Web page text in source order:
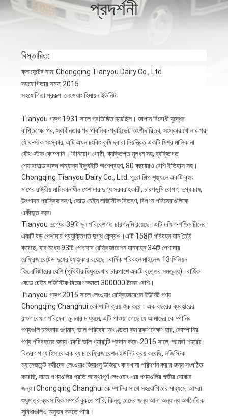
নিয়ন্ত্রণ
সাথে
যোগাযোগ
মামলা
সাইট
ম্যাপ
গোপনীয়তা
প্রদর্শনী
বিস্তারিত:
ক্লায়েন্টের নাম: Chongqing Tianyou Dairy Co., Ltd
সহযোগিতার সময়: 2015
সহযোগিতা প্রকল্প: লেংওয়াং হিমায়ন ইউনিট
Tianyou গ্রুপ 1931 সালে প্রতিষ্ঠিত হয়েছিল। জাপান বিরোধী যুদ্ধের
বাপ্তিস্মের পর, স্বাধীনতার পর পাবলিক-প্রাইভেট অংশীদারিত্ব, সংস্কার খোলার পর
যৌথ-স্টক সংস্কার, এটি এখন চংকিং কৃষি দ্বারা নিয়ন্ত্রিত একটি মিশ্র মালিকানা
যৌথ-স্টক কোম্পানি। বিনিয়োগ গোষ্ঠী, ব্যক্তিগত মূলধন সহ, ব্যক্তিগত
শেয়ারহোল্ডারদের অন্যান্য ইক্যুইটি অংশগ্রহণ, 80 বছরেরও বেশি ইতিহাস সহ।
Chongqing Tianyou Dairy Co., Ltd. পুরো শিল্প শৃঙ্খলে একটি বৃহৎ
মাপের রাষ্ট্রীয় মালিকানাধীন পেশাদার দুগ্ধ সরবরাহকারী, চারণভূমি রোপণ, দুগ্ধ চাষ,
উৎপাদন প্রক্রিয়াকরণ, কোল্ড চেইন লজিস্টিক বিতরণ, বিপণন পরিষেবাগুলিকে
একীভূত করে৷
Tianyou দুগ্ধের 39টি মূল পরিবেশগত চারণভূমি রয়েছে।এটি দক্ষিণ-পশ্চিম চীনের
একটি বড় পেশাদার প্রযুক্তিগত দুগ্ধ কেন্দ্রও।এটি 158টি পরিবহন যান তৈরি
করেছে, যার মধ্যে 93টি পেশাদার রেফ্রিজারেশন যানবাহন 34টি পেশাদার
রেফ্রিজারেটেড দুধের ট্যাঙ্কার রয়েছে।বার্ষিক পরিবহন মাইলেজ 13 মিলিয়ন
কিলোমিটারের বেশি (পৃথিবীর বিষুবরেখার চারপাশে একটি বৃত্তের সমতুল্য)।বার্ষিক
কোল্ড চেইন লজিস্টিক বিতরণ ক্ষমতা 300000 টনের বেশি।
Tianyou গ্রুপ 2015 সালে লেংওয়াং রেফ্রিজারেশন ইউনিট পণ্য
Chongqing Changhui কোম্পানি ক্রয় শুরু করে। এক বছরের ব্যবহারের
রক্ষণাবেক্ষণ পরিষেবা তুলনার মাধ্যমে, এটি পাওয়া গেছে যে আমাদের কোম্পানির
পণ্যগুলি চমৎকার গুণমান, ভাল পরিষেবা অখণ্ডতা কম রক্ষণাবেক্ষণ হার, কোম্পানির
পণ্য পরিবহনের জন্য একটি ভাল গ্যারান্টি প্রদান করে .2016 সালে, আমরা শহরের
বিতরণ পণ্য হিসাবে এক ব্যাচ রেফ্রিজারেশন ইউনিট ক্রয় করেছি, লজিস্টিক
ম্যানেজমেন্ট কর্মীদের লেংওয়াং জিয়াংসু উজিয়াং কারখানা পরিদর্শন করার জন্য সংগঠিত
করেছি, যাতে পণ্যগুলির প্রতি আস্থাপূর্ণ লেংওয়াং-এর পণ্যগুলির গভীর বোঝার
জন্য।Chongqing Changhui কোম্পানির সাথে সহযোগিতার মাধ্যমে, আমরা
শুধুমাত্র ব্যবসায়িক সম্পর্ক বুঝতে পারি, কিন্তু তাদের জন্য আনা অন্যান্য অর্থনৈতিক
সুবিধাগুলিও অনুভব করতে পারি।